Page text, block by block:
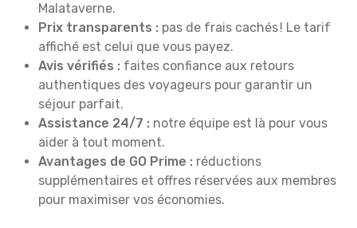
Malataverne.
Prix transparents : pas de frais cachés ! Le tarif
affiché est celui que vous payez.
Avis vérifiés : faites confiance aux retours
authentiques des voyageurs pour garantir un
séjour parfait.
Assistance 24/7 : notre équipe est là pour vous
aider à tout moment.
Avantages de GO Prime : réductions
supplémentaires et offres réservées aux membres
pour maximiser vos économies.